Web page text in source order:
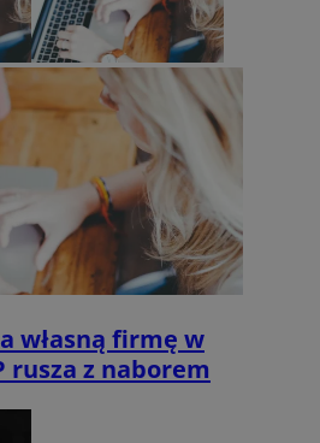
własną firmę w
rusza z naborem